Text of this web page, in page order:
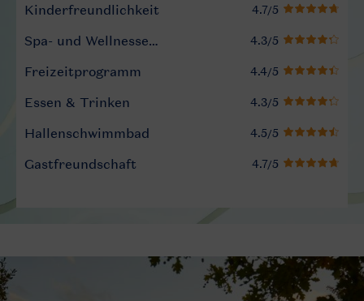
Kinderfreundlichkeit
Spa- und Wellnesseinrichtungen
Freizeitprogramm
Essen & Trinken
Hallenschwimmbad
Gastfreundschaft